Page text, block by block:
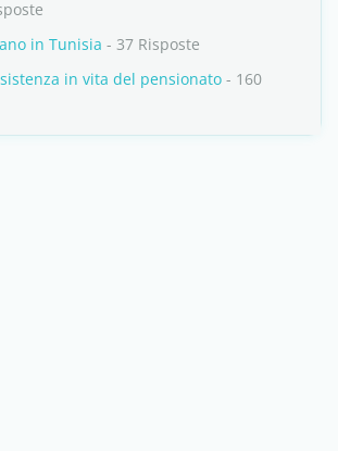
in Tunisia - 37 Risposte
in vita del pensionato - 160